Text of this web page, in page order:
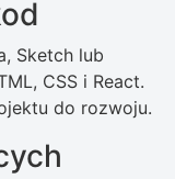
Sketch lub
CSS i React.
do rozwoju.